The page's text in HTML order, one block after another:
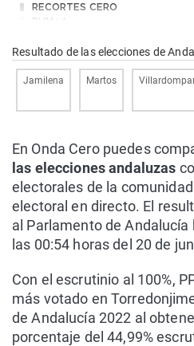
RECORTES CERO
PUM+J
FE de las JONS
CRSxA
AL
Resultado de las elecciones de
Jamilena Martos
En Onda Cero puedes
las elecciones andaluzas
electorales de la
electoral en directo. El
al Parlamento de
las 00:54 horas del 20 de
Con el escrutinio al 100%,
más votado en
de Andalucía 2022 al
porcentaje del 44,99%